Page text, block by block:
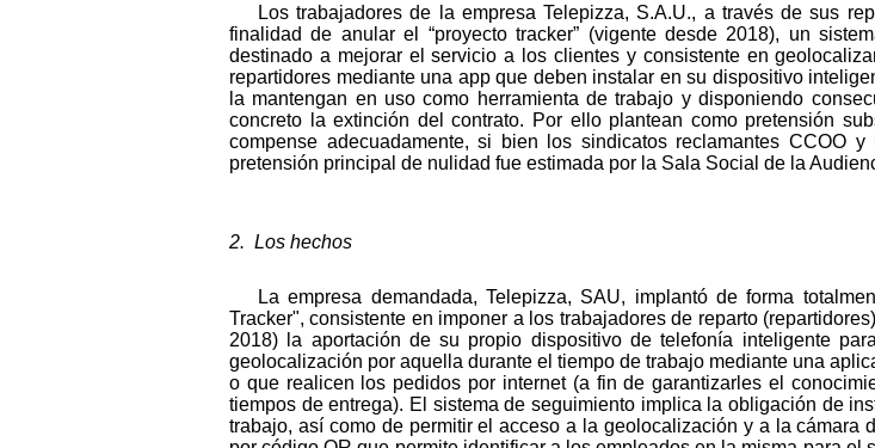
Los trabajadores de la empresa Telepizza, S.A.U., a través de sus
finalidad de anular el “proyecto tracker” (vigente desde 2018), un
destinado a mejorar el servicio a los clientes y consistente en
repartidores mediante una app que deben instalar en su dispositivo
la mantengan en uso como herramienta de trabajo y disponiendo
concreto la extinción del contrato. Por ello plantean como pretensión
compense adecuadamente, si bien los sindicatos reclamantes CCOO
pretensión principal de nulidad fue estimada por la Sala Social de la
2. Los hechos
La empresa demandada, Telepizza, SAU, implantó de forma
Tracker", consistente en imponer a los trabajadores de reparto
2018) la aportación de su propio dispositivo de telefonía inteligente
geolocalización por aquella durante el tiempo de trabajo mediante una
o que realicen los pedidos por internet (a fin de garantizarles el
tiempos de entrega). El sistema de seguimiento implica la obligación de
trabajo, así como de permitir el acceso a la geolocalización y a la